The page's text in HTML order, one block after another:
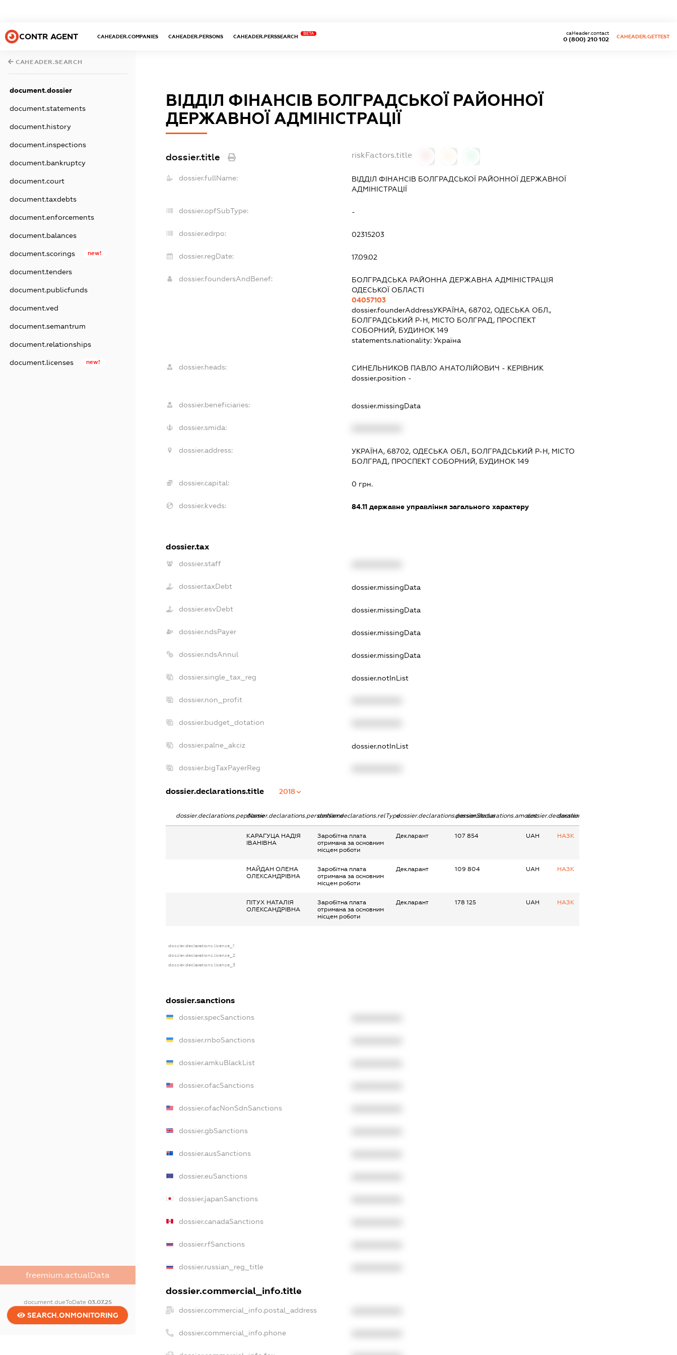
CONTR AGENT CAHEADER.COMPANIES CAHEADER.PERSONS CAHEADER.PERSSEARCH
BETA
0 (800) 210 102
caHeader.contact
CAHEADER.GETTEST
CAHEADER.SEARCH
document.dossier
document.statements
document.history
document.inspections
document.bankruptcy
document.court
document.taxdebts
document.enforcements
document.balances
document.scorings new!
document.tenders
document.publicfunds
document.ved
document.semantrum
document.relationships
document.licenses new!
freemium.actualData
document.dueToDate 03.07.25
SEARCH.ONMONITORING
ВІДДІЛ ФІНАНСІВ БОЛГРАДСЬКОЇ РАЙОННОЇ
ДЕРЖАВНОЇ АДМІНІСТРАЦІЇ
dossier.title riskFactors.title
dossier.fullName:
ВІДДІЛ ФІНАНСІВ БОЛГРАДСЬКОЇ РАЙОННОЇ ДЕРЖАВНОЇ
АДМІНІСТРАЦІЇ
dossier.opfSubType: -
dossier.edrpo: 02315203
dossier.regDate: 17.09.02
dossier.foundersAndBenef:
БОЛГРАДСЬКА РАЙОННА ДЕРЖАВНА АДМІНІСТРАЦІЯ
ОДЕСЬКОЇ ОБЛАСТІ
04057103
dossier.founderAddressУКРАЇНА, 68702, ОДЕСЬКА ОБЛ.,
БОЛГРАДСЬКИЙ Р-Н, МІСТО БОЛГРАД, ПРОСПЕКТ
СОБОРНИЙ, БУДИНОК 149
statements.nationality:Україна
dossier.heads: СИНЕЛЬНИКОВ ПАВЛО АНАТОЛІЙОВИЧ - КЕРІВНИК
dossier.position -
dossier.beneficiaries: dossier.missingData
dossier.smida:
dossier.address:
УКРАЇНА, 68702, ОДЕСЬКА ОБЛ., БОЛГРАДСЬКИЙ Р-Н, МІСТО
БОЛГРАД, ПРОСПЕКТ СОБОРНИЙ, БУДИНОК 149
dossier.capital: 0 грн.
dossier.kveds: 84.11 державне управління загального характеру
dossier.tax
dossier.staff
dossier.taxDebt dossier.missingData
dossier.esvDebt dossier.missingData
dossier.ndsPayer dossier.missingData
dossier.ndsAnnul dossier.missingData
dossier.single_tax_reg dossier.notInList
dossier.non_profit
dossier.budget_dotation
dossier.palne_akciz dossier.notInList
dossier.bigTaxPayerReg
dossier.declarations.title 2018
dossier.declarations.pepNamedossier.declarations.personNamedossier.declarations.relTypedossier.declarations.personStatusdossier.declarations.amountdossier.declarations.currency
dossier.declarations.source
КАРАГУЦА НАДІЯ
ІВАНІВНА
Заробітна плата
отримана за основним
місцем роботи
Декларант 107 854 UAH НАЗК
МАЙДАН ОЛЕНА
ОЛЕКСАНДРІВНА
Заробітна плата
отримана за основним
місцем роботи
Декларант 109 804 UAH НАЗК
ПІТУХ НАТАЛІЯ
ОЛЕКСАНДРІВНА
Заробітна плата
отримана за основним
місцем роботи
Декларант 178 125 UAH НАЗК
dossier.declarations.license_1
dossier.declarations.license_2
dossier.declarations.license_3
dossier.sanctions
dossier.specSanctions
dossier.rnboSanctions
dossier.amkuBlackList
dossier.ofacSanctions
dossier.ofacNonSdnSanctions
dossier.gbSanctions
dossier.ausSanctions
dossier.euSanctions
dossier.japanSanctions
dossier.canadaSanctions
dossier.rfSanctions
dossier.russian_reg_title
dossier.commercial_info.title
dossier.commercial_info.postal_address
dossier.commercial_info.phone